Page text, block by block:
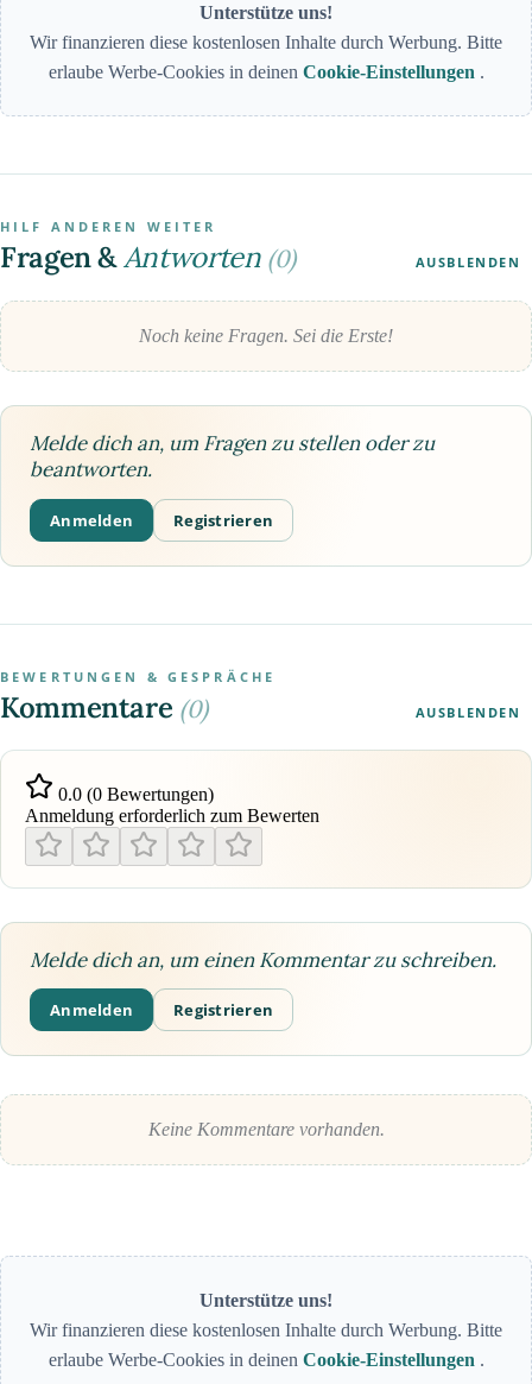
Unterstütze uns!
Wir finanzieren diese kostenlosen Inhalte durch Werbung. Bitte
erlaube Werbe-Cookies in deinen Cookie-Einstellungen .
HILF ANDEREN WEITER
Fragen &Antworten (0) AUSBLENDEN
Noch keine Fragen. Sei die Erste!
Melde dich an, um Fragen zu stellen oder zu
beantworten.
Anmelden Registrieren
BEWERTUNGEN & GESPRÄCHE
Kommentare (0) AUSBLENDEN
0.0 (0 Bewertungen)
Anmeldung erforderlich zum Bewerten
Melde dich an, um einen Kommentar zu schreiben.
Anmelden Registrieren
Keine Kommentare vorhanden.
Unterstütze uns!
Wir finanzieren diese kostenlosen Inhalte durch Werbung. Bitte
erlaube Werbe-Cookies in deinen Cookie-Einstellungen .